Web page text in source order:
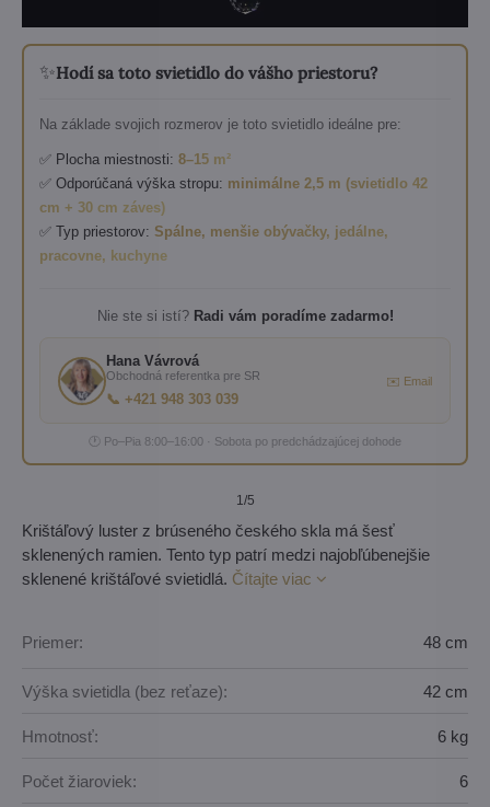
✨Hodí sa toto svietidlo do vášho priestoru?
Na základe svojich rozmerov je toto svietidlo ideálne pre:
✅ Plocha miestnosti: 8–15 m²
✅ Odporúčaná výška stropu: minimálne 2,5 m (svietidlo 42
cm + 30 cm záves)
✅ Typ priestorov: Spálne, menšie obývačky, jedálne,
pracovne, kuchyne
Nie ste si istí? Radi vám poradíme zadarmo!
Hana Vávrová
Obchodná referentka pre SR
📞 +421 948 303 039
✉️ Email
🕐 Po–Pia 8:00–16:00 · Sobota po predchádzajúcej dohode
1/5
Krištáľový luster z brúseného českého skla má šesť
sklenených ramien. Tento typ patrí medzi najobľúbenejšie
sklenené krištáľové svietidlá. Čítajte viac
Priemer: 48 cm
Výška svietidla (bez reťaze): 42 cm
Hmotnosť: 6 kg
Počet žiaroviek: 6